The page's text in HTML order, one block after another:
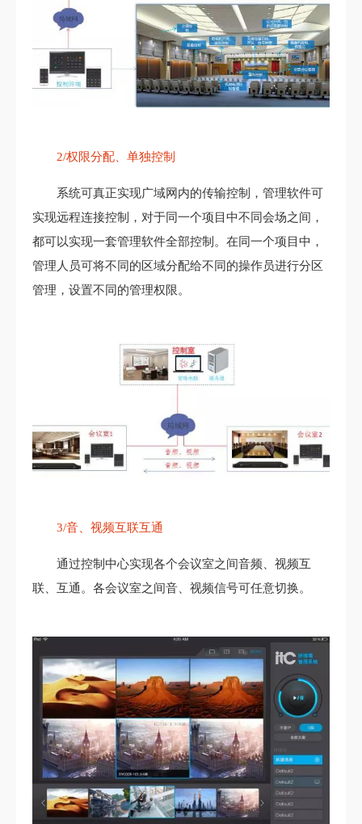
2/权限分配、单独控制
系统可真正实现广域网内的传输控制，管理软件可
实现远程连接控制，对于同一个项目中不同会场之间，
都可以实现一套管理软件全部控制。在同一个项目中，
管理人员可将不同的区域分配给不同的操作员进行分区
管理，设置不同的管理权限。
3/音、视频互联互通
通过控制中心实现各个会议室之间音频、视频互
联、互通。各会议室之间音、视频信号可任意切换。